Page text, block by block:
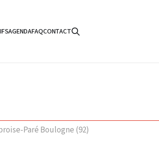
AGENDAFAQCONTACT
Paré Boulogne (92)